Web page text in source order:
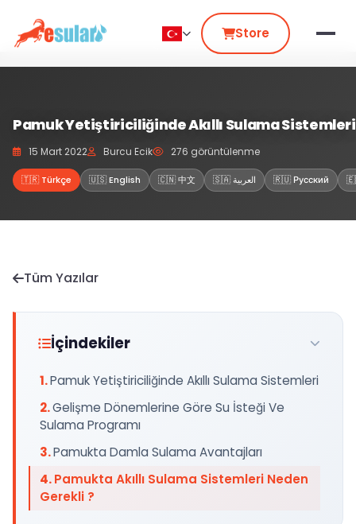
Store
Pamuk Yetiştiriciliğinde Akıllı Sulama Sistemleri
15 Mart 2022 Burcu Ecik 276 görüntülenme
🇹🇷 Türkçe 🇺🇸 English 🇨🇳 中文 🇸🇦 العربية 🇷🇺 Русский
Tüm Yazılar
İçindekiler
Pamuk Yetiştiriciliğinde Akıllı Sulama Sistemleri
Gelişme Dönemlerine Göre Su İsteği Ve
Sulama Programı
Pamukta Damla Sulama Avantajları
Pamukta Akıllı Sulama Sistemleri Neden
Gerekli ?